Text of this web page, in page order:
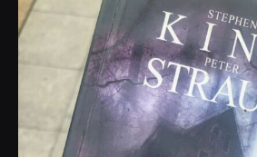
dobryhorror
Wrz 23